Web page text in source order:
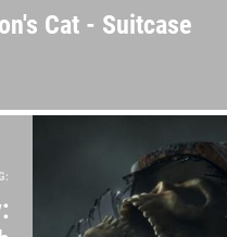
Cat - Suitcase